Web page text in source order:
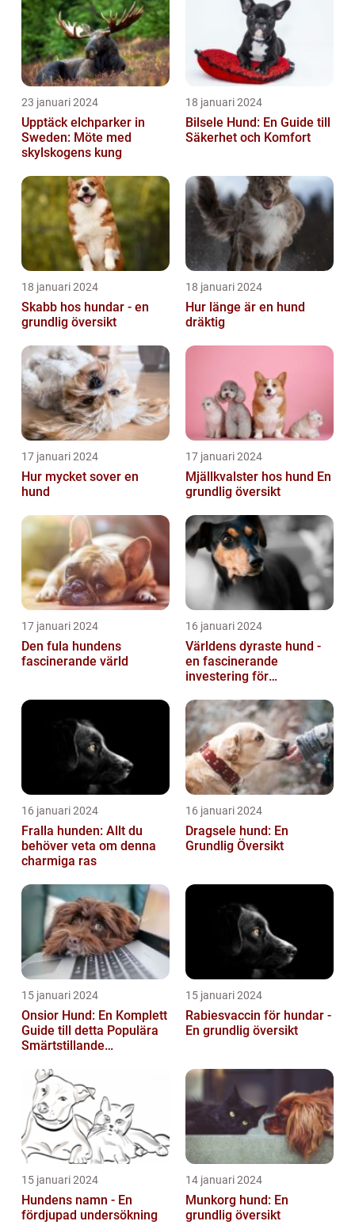
23 januari 2024
Upptäck elchparker in
Sweden: Möte med
skylskogens kung
18 januari 2024
Bilsele Hund: En Guide till
Säkerhet och Komfort
18 januari 2024
Skabb hos hundar - en
grundlig översikt
18 januari 2024
Hur länge är en hund
dräktig
17 januari 2024
Hur mycket sover en
hund
17 januari 2024
Mjällkvalster hos hund En
grundlig översikt
17 januari 2024
Den fula hundens
fascinerande värld
16 januari 2024
Världens dyraste hund -
en fascinerande
investering för
16 januari 2024
Fralla hunden: Allt du
behöver veta om denna
charmiga ras
16 januari 2024
Dragsele hund: En
Grundlig Översikt
15 januari 2024
Onsior Hund: En Komplett
Guide till detta Populära
Smärtstillande
15 januari 2024
Rabiesvaccin för hundar -
En grundlig översikt
15 januari 2024
Hundens namn - En
fördjupad undersökning
14 januari 2024
Munkorg hund: En
grundlig översikt